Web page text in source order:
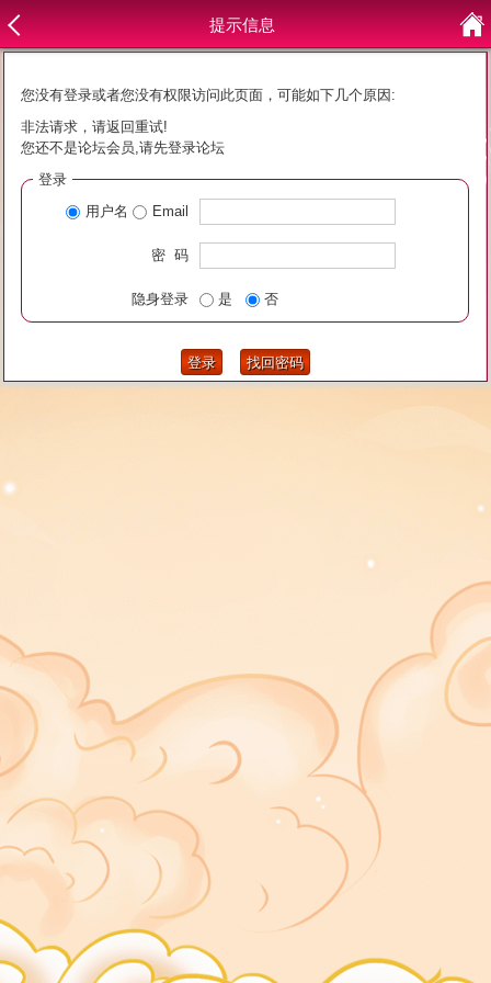
提示信息
您没有登录或者您没有权限访问此页面，可能如下几个原因:
非法请求，请返回重试!
您还不是论坛会员,请先登录论坛
登录
用户名
Email
密 码
隐身登录 是 否